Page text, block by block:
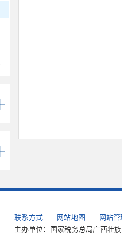
联系方式 网站地图 网站管
主办单位：国家税务总局广西壮